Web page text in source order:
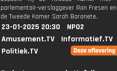
parlementair-verslaggever Ron Fresen
de Tweede Kamer Sarah Baronete.
23-01-2025 20:30
NPO2
Amusement.TV
Informatief.TV
Politiek.TV